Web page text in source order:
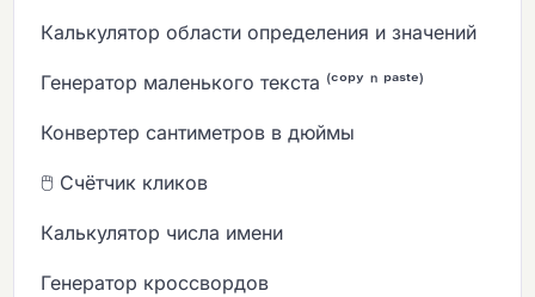
Калькулятор области определения и значений
Генератор маленького текста ⁽ᶜᵒᵖʸ ⁿ ᵖᵃˢᵗᵉ⁾
Конвертер сантиметров в дюймы
🖱️ Счётчик кликов
Калькулятор числа имени
Генератор кроссвордов